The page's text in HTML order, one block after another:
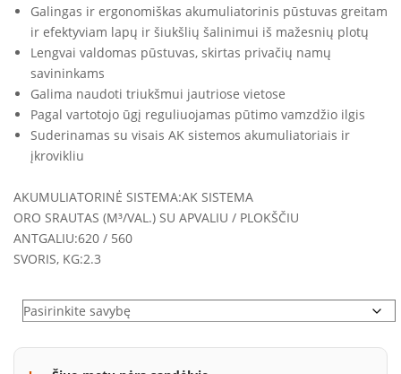
Galingas ir ergonomiškas akumuliatorinis pūstuvas greitam
ir efektyviam lapų ir šiukšlių šalinimui iš mažesnių plotų
Lengvai valdomas pūstuvas, skirtas privačių namų
savininkams
Galima naudoti triukšmui jautriose vietose
Pagal vartotojo ūgį reguliuojamas pūtimo vamzdžio ilgis
Suderinamas su visais AK sistemos akumuliatoriais ir
įkrovikliu
AKUMULIATORINĖ SISTEMA:AK SISTEMA
ORO SRAUTAS (M³/VAL.) SU APVALIU / PLOKŠČIU
ANTGALIU:620 / 560
SVORIS, KG:2.3